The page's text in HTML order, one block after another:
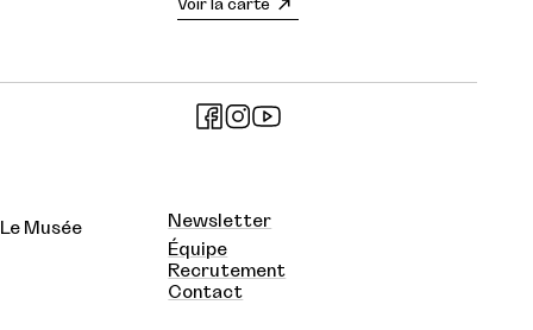
Voir la carte
Le Musée
Newsletter
Équipe
Recrutement
Contact